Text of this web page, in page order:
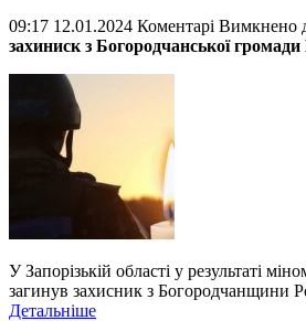
09:17 12.01.2024 Коментарі Вимкнено
захиниск з Богородчанської
У Запорізькій області у результаті
загинув захисник з Богородчанщини
Детальніше